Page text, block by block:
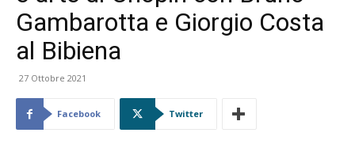
Gambarotta e Giorgio Costa
al Bibiena
27 Ottobre 2021
Facebook Twitter